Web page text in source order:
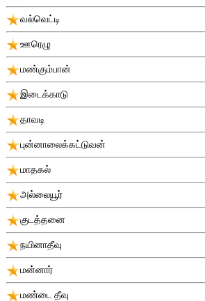
வல்வெட்டி
ஊரெழு
மண்கும்பான்
இடைக்காடு
தாவடி
புன்னாலைக்கட்டுவன்
மாதகல்
அல்லையூர்
குடத்தனை
நயினாதீவு
மன்னார்
மண்டை தீவு